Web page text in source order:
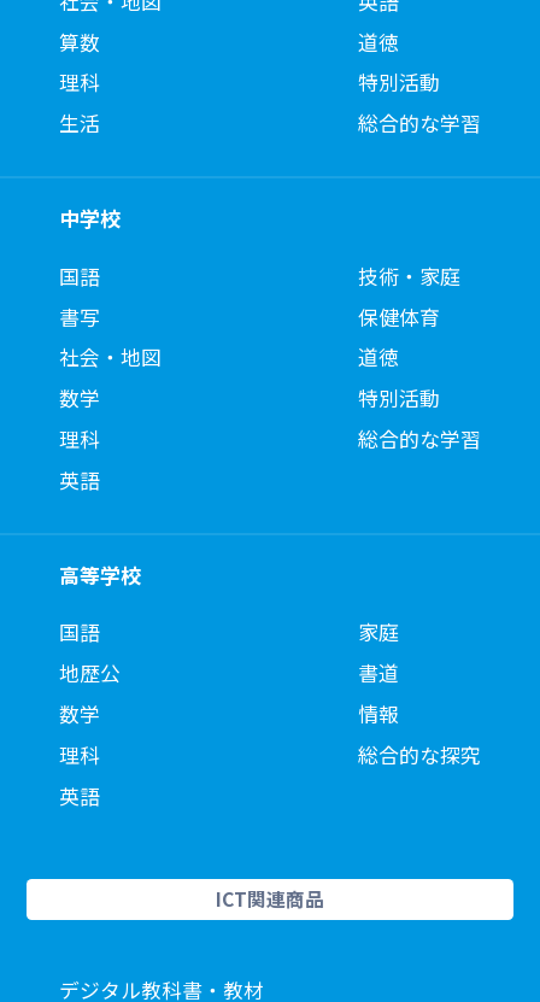
算数
理科
生活
道徳
特別活動
総合的な学習
中学校
国語
書写
社会・地図
数学
理科
英語
技術・家庭
保健体育
道徳
特別活動
総合的な学習
高等学校
国語
地歴公
数学
理科
英語
家庭
書道
情報
総合的な探究
ICT関連商品
デジタル教科書・教材